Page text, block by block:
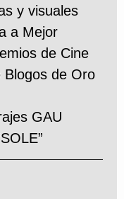
y visuales
a Mejor
de Cine
Blogos de Oro
GAU